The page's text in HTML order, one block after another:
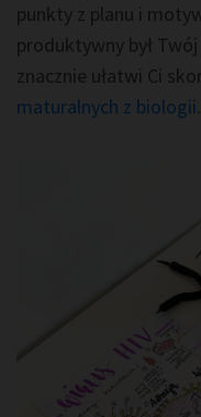
punkty z planu i
produktywny był
znacznie ułatwi Ci
maturalnych z biologii